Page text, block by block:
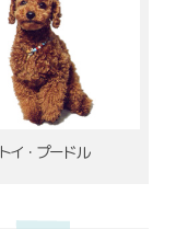
トイ・プードル